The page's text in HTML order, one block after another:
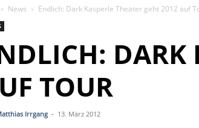
News Endlich: Dark Kasperle Theater geht 2012 auf
DARK
TOUR
Irrgang - 13. März 2012